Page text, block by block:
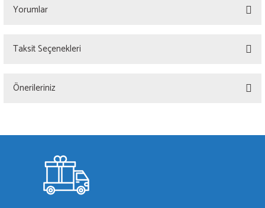
Yorumlar
Taksit Seçenekleri
Önerileriniz
gördüğünüz noktaları öneri formunu kullanarak tarafımıza iletebilirsiniz.
Ürün resmi kalitesiz, bozuk veya görüntülenemiyor.
Ürün açıklamasında eksik bilgiler bulunuyor.